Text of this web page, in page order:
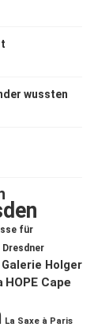
wussten
für
Dresdner
Galerie Holger
HOPE Cape
La Saxe à Paris